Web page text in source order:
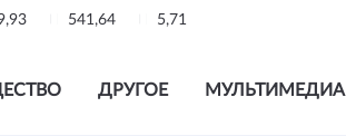
541,64 5,71
ДРУГОЕ МУЛЬТИМЕДИА